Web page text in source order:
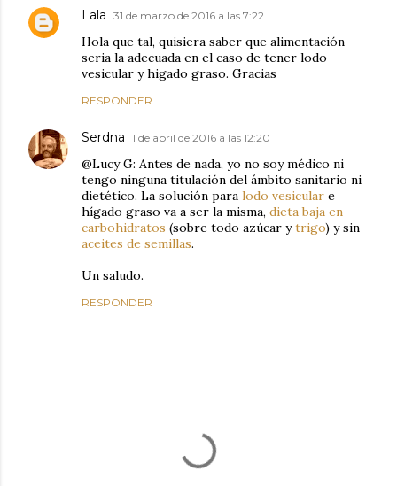
Lala 31 de marzo de 2016 a las 7:22
Hola que tal, quisiera saber que alimentación
seria la adecuada en el caso de tener lodo
vesicular y higado graso. Gracias
RESPONDER
Serdna 1 de abril de 2016 a las 12:20
@Lucy G: Antes de nada, yo no soy médico ni
tengo ninguna titulación del ámbito sanitario ni
dietético. La solución para lodo vesicular e
hígado graso va a ser la misma, dieta baja en
carbohidratos (sobre todo azúcar ytrigo) y sin
aceites de semillas.
Un saludo.
RESPONDER